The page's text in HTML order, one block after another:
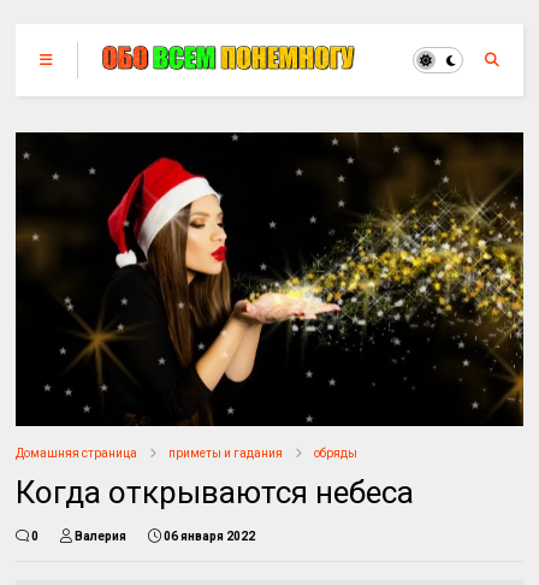
Домашняя страница приметы и гадания обряды
Когда открываются небеса
0 Валерия 06 января 2022